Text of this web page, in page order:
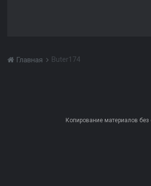
Главная Buter174
Копирование материалов